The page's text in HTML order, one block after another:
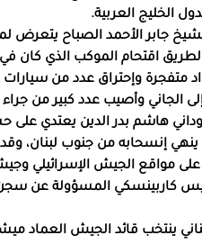
الخليج العربية.
الشيخ جابر الأحمد الصباح
اقتحام الموكب الذي كان
متفجرة وإحتراق عدد من
الجاني وأصيب عدد كبير من جراء
ينهي إنسحابه من جنوب لبنان،
على مواقع الجيش الإسرائيلي
جانيس كاربينسكي المسؤولة عن
ينتخب قائد الجيش العماد